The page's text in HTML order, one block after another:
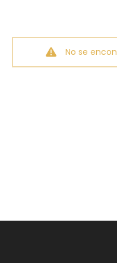
No se